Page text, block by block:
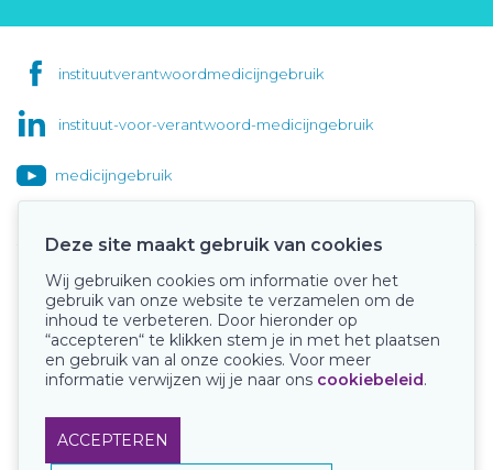
instituutverantwoordmedicijngebruik
instituut-voor-verantwoord-medicijngebruik
medicijngebruik
Onze keurmerken
Deze site maakt gebruik van cookies
Wij gebruiken cookies om informatie over het
gebruik van onze website te verzamelen om de
inhoud te verbeteren. Door hieronder op
“accepteren“ te klikken stem je in met het plaatsen
en gebruik van al onze cookies. Voor meer
informatie verwijzen wij je naar ons cookiebeleid.
ACCEPTEREN